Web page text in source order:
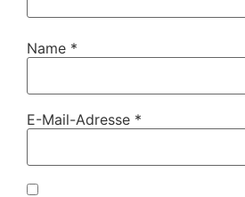
Name *
E-Mail-Adresse *